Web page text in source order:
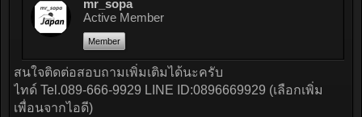
mr_sopa
Active Member
Member
สนใจติดต่อสอบถามเพิ่มเติมได้นะครับ
ไทด์ Tel.089-666-9929 LINE ID:0896669929 (เลือกเพิ่ม
เพื่อนจากไอดี)